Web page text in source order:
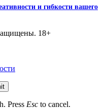
и гибкости вашего
18+
Press Esc to cancel.